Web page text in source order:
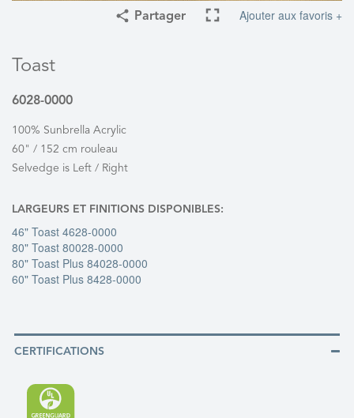
Partager Ajouter aux favoris +
Toast
6028-0000
100% Sunbrella Acrylic
60" / 152 cm rouleau
Selvedge is Left / Right
LARGEURS ET FINITIONS DISPONIBLES:
46" Toast 4628-0000
80" Toast 80028-0000
80" Toast Plus 84028-0000
60" Toast Plus 8428-0000
CERTIFICATIONS